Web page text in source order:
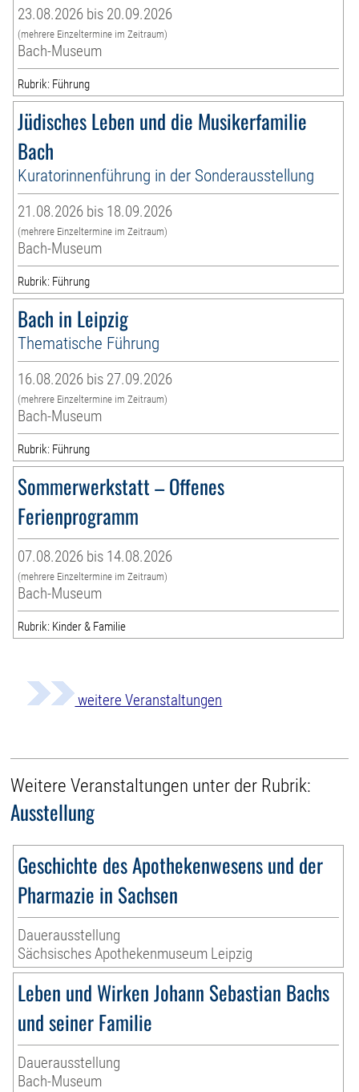
23.08.2026 bis 20.09.2026
(mehrere Einzeltermine im Zeitraum)
Bach-Museum
Rubrik: Führung
Jüdisches Leben und die Musikerfamilie
Bach
Kuratorinnenführung in der Sonderausstellung
21.08.2026 bis 18.09.2026
(mehrere Einzeltermine im Zeitraum)
Bach-Museum
Rubrik: Führung
Bach in Leipzig
Thematische Führung
16.08.2026 bis 27.09.2026
(mehrere Einzeltermine im Zeitraum)
Bach-Museum
Rubrik: Führung
Sommerwerkstatt – Offenes
Ferienprogramm
07.08.2026 bis 14.08.2026
(mehrere Einzeltermine im Zeitraum)
Bach-Museum
Rubrik: Kinder & Familie
weitere Veranstaltungen
Weitere Veranstaltungen unter der Rubrik:
Ausstellung
Geschichte des Apothekenwesens und der
Pharmazie in Sachsen
Dauerausstellung
Sächsisches Apothekenmuseum Leipzig
Leben und Wirken Johann Sebastian Bachs
und seiner Familie
Dauerausstellung
Bach-Museum